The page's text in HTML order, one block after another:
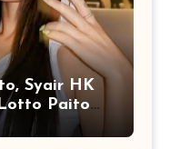
Syair HK
Paito
Lengkap